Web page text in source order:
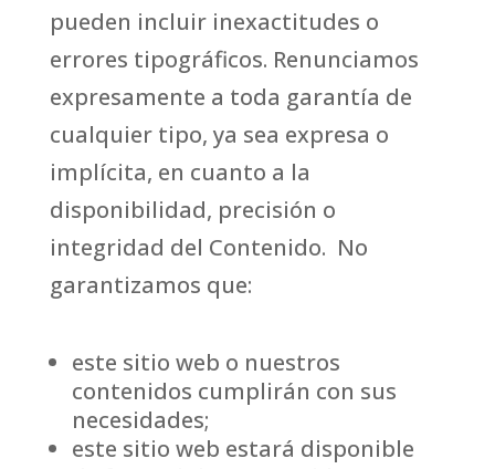
pueden incluir inexactitudes o
errores tipográficos. Renunciamos
expresamente a toda garantía de
cualquier tipo, ya sea expresa o
implícita, en cuanto a la
disponibilidad, precisión o
integridad del Contenido. No
garantizamos que:
este sitio web o nuestros
contenidos cumplirán con sus
necesidades;
este sitio web estará disponible